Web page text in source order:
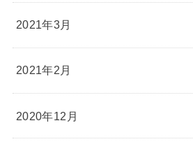
2021年3月
2021年2月
2020年12月